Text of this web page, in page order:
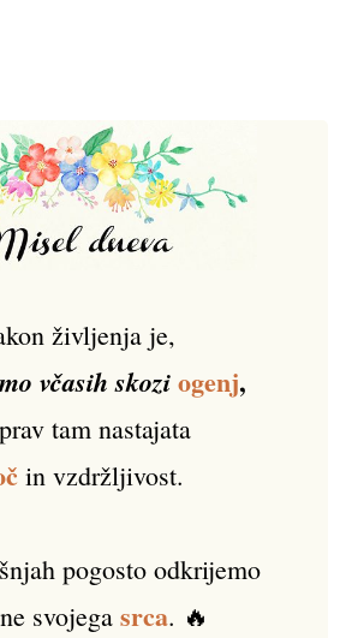
življenja je,
včasih skoziogenj,
tam nastajata
in vzdržljivost.
pogosto odkrijemo
svojega srca. 🔥